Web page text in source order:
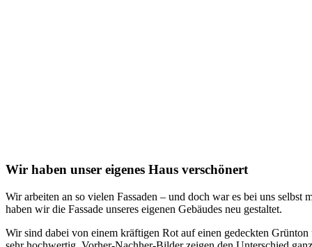
Wir haben unser eigenes Haus verschönert
Wir arbeiten an so vielen Fassaden – und doch war es bei uns
haben wir die Fassade unseres eigenen Gebäudes neu gestaltet.
Wir sind dabei von einem kräftigen Rot auf einen gedeckten